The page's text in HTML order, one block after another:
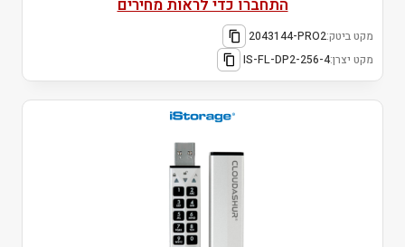
התחברו כדי לראות מחירים
מקט ביטק:2043144-PRO2
מקט יצרן:IS-FL-DP2-256-4